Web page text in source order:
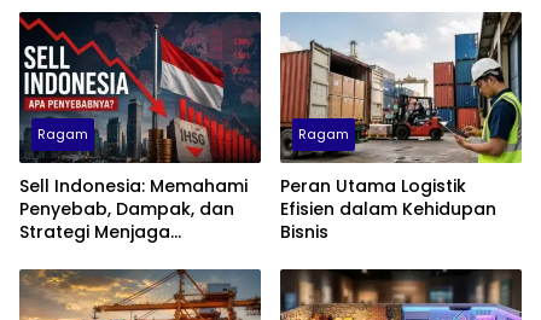
Ragam
Sell Indonesia: Memahami
Penyebab, Dampak, dan
Strategi Menjaga
Ragam
Peran Utama Logistik
Efisien dalam Kehidupan
Bisnis